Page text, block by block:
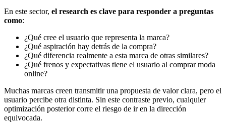
En este sector, el research es clave para responder a preguntas
como:
¿Qué cree el usuario que representa la marca?
¿Qué aspiración hay detrás de la compra?
¿Qué diferencia realmente a esta marca de otras similares?
¿Qué frenos y expectativas tiene el usuario al comprar moda
online?
Muchas marcas creen transmitir una propuesta de valor clara, pero el
usuario percibe otra distinta. Sin este contraste previo, cualquier
optimización posterior corre el riesgo de ir en la dirección
equivocada.